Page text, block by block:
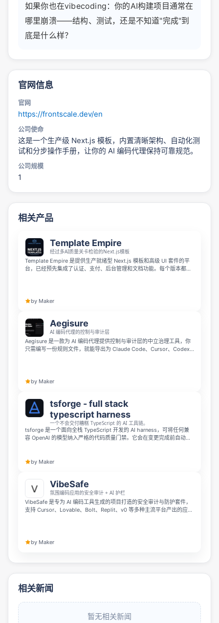
如果你也在vibecoding：你的AI构建项目通常在
哪里崩溃——结构、测试，还是不知道"完成"到
底是什么样？
官网信息
官网
https://frontscale.dev/en
公司使命
这是一个生产级 Next.js 模板，内置清晰架构、自动化测
试和分步操作手册，让你的 AI 编码代理保持可靠规范。
公司规模
1
相关产品
Template Empire
经过多AI质量关卡检验的Next.js模板
Template Empire 是提供生产就绪型 Next.js 模板和高级 UI 套件的平
台，已经预先集成了认证、支付、后台管理和文档功能。每个版本都经
by Maker
Aegisure
AI 编码代理的控制与审计层
Aegisure 是一款为 AI 编码代理提供控制与审计层的中立治理工具，你
只需编写一份规则文件，就能导出为 Claude Code、Cursor、Codex
App 与带自有密钥审计聊天机器人的控制面板。
by Maker
tsforge - full stack
typescript harness
一个不会交付糟糕 TypeScript 的 AI 工具链。
tsforge 是一个面向全栈 TypeScript 开发的 AI harness，可将任何兼
容 OpenAI 的模型纳入严格的代码质量门禁。它会在变更完成前自动通
本地或托管运行，适配大小模型，并以 MIT 协议开源。
by Maker
VibeSafe
氛围编码应用的安全审计 + AI 护栏
VibeSafe 是专为 AI 编码工具生成的项目打造的安全审计与防护套件，
支持 Cursor、Lovable、Bolt、Replit、v0 等多种主流平台产出的应
by Maker
相关新闻
暂无相关新闻